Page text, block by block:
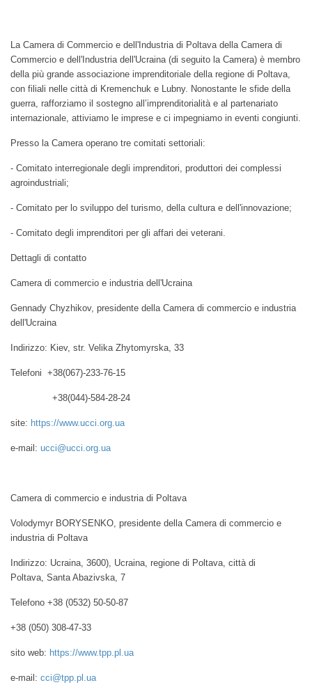
La Camera di Commercio e dell'Industria di Poltava della Camera di
Commercio e dell'Industria dell'Ucraina (di seguito la Camera) è membro
della più grande associazione imprenditoriale della regione di Poltava,
con filiali nelle città di Kremenchuk e Lubny. Nonostante le sfide della
guerra, rafforziamo il sostegno all’imprenditorialità e al partenariato
internazionale, attiviamo le imprese e ci impegniamo in eventi congiunti.
Presso la Camera operano tre comitati settoriali:
- Comitato interregionale degli imprenditori, produttori dei complessi
agroindustriali;
- Comitato per lo sviluppo del turismo, della cultura e dell'innovazione;
- Comitato degli imprenditori per gli affari dei veterani.
Dettagli di contatto
Camera di commercio e industria dell'Ucraina
Gennady Chyzhikov, presidente della Camera di commercio e industria
dell'Ucraina
Indirizzo: Kiev, str. Velika Zhytomyrska, 33
Telefoni +38(067)-233-76-15
+38(044)-584-28-24
site: https://www.ucci.org.ua
e-mail: ucci@ucci.org.ua
Camera di commercio e industria di Poltava
Volodymyr BORYSENKO, presidente della Camera di commercio e
industria di Poltava
Indirizzo: Ucraina, 3600), Ucraina, regione di Poltava, città di
Poltava, Santa Abazivska, 7
Telefono +38 (0532) 50-50-87
+38 (050) 308-47-33
sito web: https://www.tpp.pl.ua
e-mail: cci@tpp.pl.ua